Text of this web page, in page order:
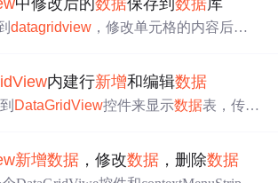
，可以用如下方法实现。 1新增时的代码如
一行定位为当前行： private void tbAdd_
datagridview ，修改单元格的内容后变
sender, TreeVie
e) { DataRow dr = (DataRow)t...
内建行新增和编辑数据
DataGridView控件来显示数据表，传统
说很常见也很好用，但如果在一个界面
编辑的数据，里面可能有TextBox、Drop
新增数据 ，修改数据 ，删除数据